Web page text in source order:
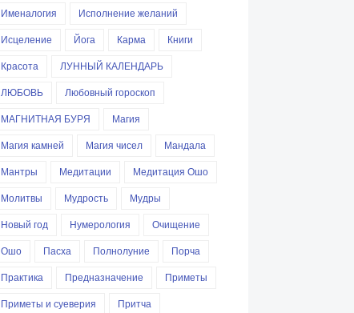
Именалогия
Исполнение желаний
Исцеление
Йога Карма
Книги
Красота
ЛУННЫЙ КАЛЕНДАРЬ
ЛЮБОВЬ
Любовный гороскоп
МАГНИТНАЯ БУРЯ
Магия
Магия камней
Магия чисел
Мандала
Мантры
Медитации
Медитация Ошо
Молитвы
Мудрость
Мудры
Новый год
Нумерология
Очищение
Ошо
Пасха Полнолуние
Порча
Практика
Предназначение
Приметы
Приметы и суеверия
Притча